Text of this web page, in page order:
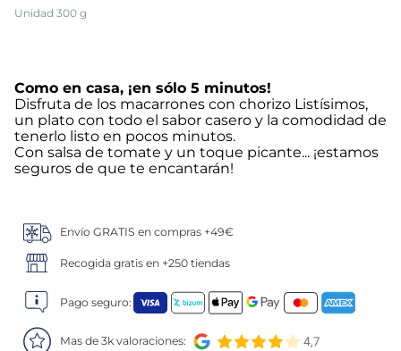
Unidad 300 g
Como en casa, ¡en sólo 5 minutos!
Disfruta de los macarrones con chorizo Listísimos,
un plato con todo el sabor casero y la comodidad de
tenerlo listo en pocos minutos.
Con salsa de tomate y un toque picante... ¡estamos
seguros de que te encantarán!
Envío GRATIS en compras +49€
Recogida gratis en +250 tiendas
Pago seguro:
Mas de 3k valoraciones:
3 patatas
5. verduras
6. croquetas
8. gambon
10. listísimos